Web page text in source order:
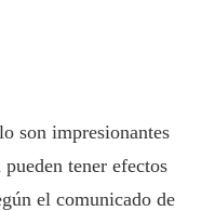
son impresionantes
tener efectos
el comunicado de